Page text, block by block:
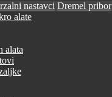
nastavci Dremel pribor
alate
alata